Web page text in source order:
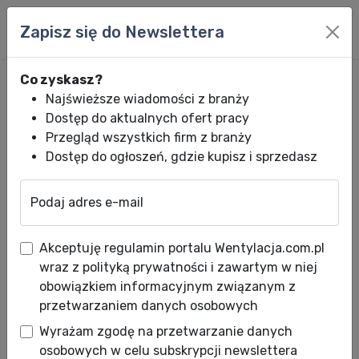
Nowy członek REHVA..
Sprawdź kto nim został..
Data publikacji: 23.01.2013
Europejska Federacja Stowarzyszeń
Zapisz się do Newslettera
Co zyskasz?
Najświeższe wiadomości z branży
Dostęp do aktualnych ofert pracy
Przegląd wszystkich firm z branży
Dostęp do ogłoszeń, gdzie kupisz i sprzedasz
Podaj adres e-mail
Akceptuję regulamin portalu Wentylacja.com.pl
wraz z polityką prywatności i zawartym w niej
obowiązkiem informacyjnym związanym z
przetwarzaniem danych osobowych
Wyrażam zgodę na przetwarzanie danych
osobowych w celu subskrypcji newslettera